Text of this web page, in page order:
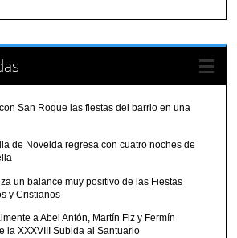
San Roque las fiestas del barrio en una
de Novelda regresa con cuatro noches de
un balance muy positivo de las Fiestas
y Cristianos
a Abel Antón, Martín Fiz y Fermín
la XXXVIII Subida al Santuario